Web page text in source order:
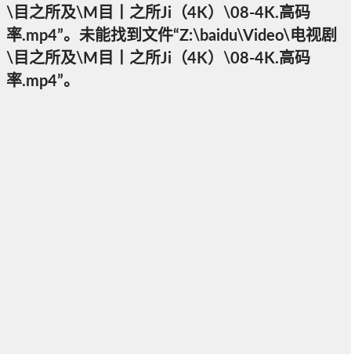
\目之所及\M目丨之所Ji（4K）\08-4K.高码
率.mp4”。未能找到文件“Z:\baidu\Video\电视剧
\目之所及\M目丨之所Ji（4K）\08-4K.高码
率.mp4”。